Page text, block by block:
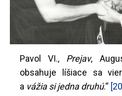
Pavol VI., Prejav,
obsahuje líšiace sa
a vážia si jedna druhú.“